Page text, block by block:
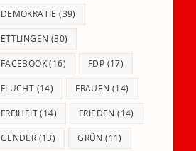
DEMOKRATIE (39)
ETTLINGEN (30)
FACEBOOK(16) FDP (17)
FLUCHT (14) FRAUEN (14)
FREIHEIT(14) FRIEDEN (14)
GENDER (13) GRÜN (11)